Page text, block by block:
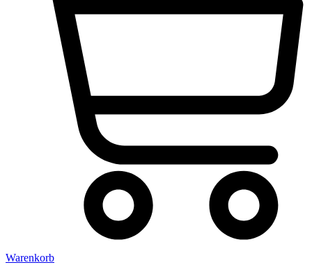
Warenkorb